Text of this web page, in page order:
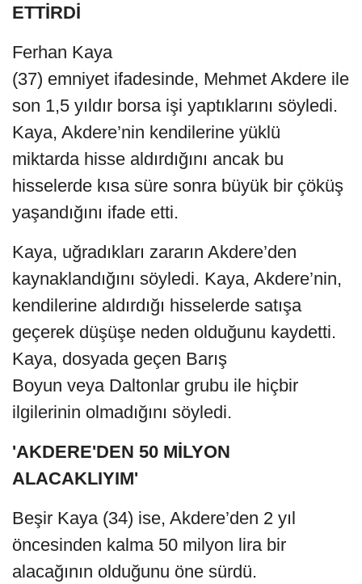
ETTİRDİ
Ferhan Kaya
(37) emniyet ifadesinde, Mehmet Akdere ile
son 1,5 yıldır borsa işi yaptıklarını söyledi.
Kaya, Akdere’nin kendilerine yüklü
miktarda hisse aldırdığını ancak bu
hisselerde kısa süre sonra büyük bir çöküş
yaşandığını ifade etti.
Kaya, uğradıkları zararın Akdere’den
kaynaklandığını söyledi. Kaya, Akdere’nin,
kendilerine aldırdığı hisselerde satışa
geçerek düşüşe neden olduğunu kaydetti.
Kaya, dosyada geçen Barış
Boyun veya Daltonlar grubu ile hiçbir
ilgilerinin olmadığını söyledi.
'AKDERE'DEN 50 MİLYON
ALACAKLIYIM'
Beşir Kaya (34) ise, Akdere’den 2 yıl
öncesinden kalma 50 milyon lira bir
alacağının olduğunu öne sürdü.